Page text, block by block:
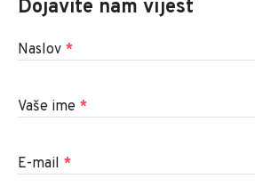
Dojavite nam vijest
Naslov *
Vaše ime *
E-mail *